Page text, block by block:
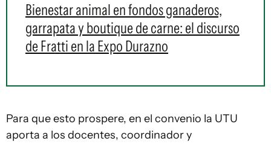
Bienestar animal en fondos ganaderos,
garrapata y boutique de carne: el discurso
de Fratti en la Expo Durazno
Para que esto prospere, en el convenio la UTU
aporta a los docentes, coordinador y